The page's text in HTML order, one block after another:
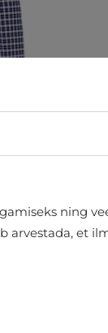
ning
arvestada, et